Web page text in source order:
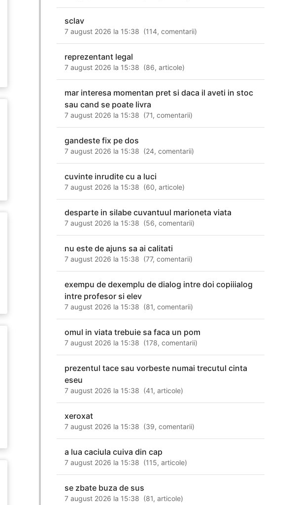
sclav
7 august 2026 la 15:38 (114,comentarii)
reprezentant legal
7 august 2026 la 15:38 (86,articole)
mar interesa momentan pret si daca il aveti in stoc
sau cand se poate livra
7 august 2026 la 15:38 (71,comentarii)
gandeste fix pe dos
7 august 2026 la 15:38 (24,comentarii)
cuvinte inrudite cu a luci
7 august 2026 la 15:38 (60,articole)
desparte in silabe cuvantuul marioneta viata
7 august 2026 la 15:38 (56,comentarii)
nu este de ajuns sa ai calitati
7 august 2026 la 15:38 (77,comentarii)
exempu de dexemplu de dialog intre doi copiiialog
intre profesor si elev
7 august 2026 la 15:38 (81,comentarii)
omul in viata trebuie sa faca un pom
7 august 2026 la 15:38 (178,comentarii)
prezentul tace sau vorbeste numai trecutul cinta
eseu
7 august 2026 la 15:38 (41,articole)
xeroxat
7 august 2026 la 15:38 (39,comentarii)
a lua caciula cuiva din cap
7 august 2026 la 15:38 (115,articole)
se zbate buza de sus
7 august 2026 la 15:38 (81,articole)